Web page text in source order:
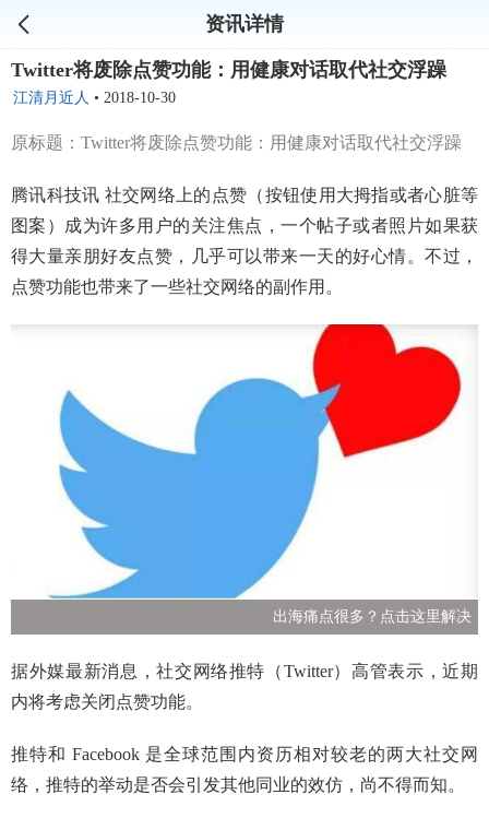
资讯详情
Twitter将废除点赞功能：用健康对话取代社交浮躁
江清月近人 • 2018-10-30
原标题：Twitter将废除点赞功能：用健康对话取代社交浮躁
腾讯科技讯 社交网络上的点赞（按钮使用大拇指或者心脏等
图案）成为许多用户的关注焦点，一个帖子或者照片如果获
得大量亲朋好友点赞，几乎可以带来一天的好心情。不过，
点赞功能也带来了一些社交网络的副作用。
出海痛点很多？点击这里解决
据外媒最新消息，社交网络推特（Twitter）高管表示，近期
内将考虑关闭点赞功能。
推特和 Facebook 是全球范围内资历相对较老的两大社交网
络，推特的举动是否会引发其他同业的效仿，尚不得而知。